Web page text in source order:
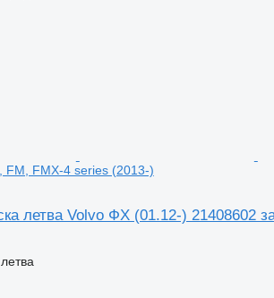
FM, FMX-4 series (2013-)
летва Volvo ФХ (01.12-) 21408602